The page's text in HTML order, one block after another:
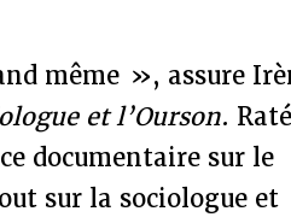
même », assure
et l’Ourson.
documentaire sur le
sur la sociologue et